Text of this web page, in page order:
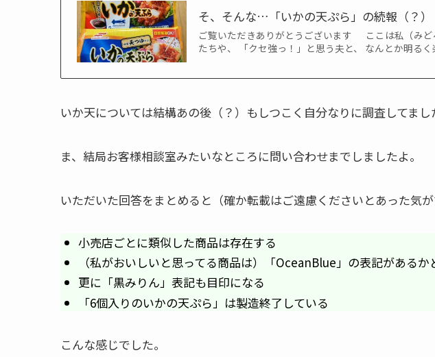
そ、そんな…「いかの天ぷら」の続報（？）
ご覧いただきありがとうございます ここは私（みど
たちや、 「クセ強っ！」と思う夫と、 なんとか明る
いか天については結構あの後（？）もしつこく自分なりに調査してまし
ま、結局お客様相談室みたいなところに問い合わせまでしましたよ。
いただいた回答をまとめると（確か転載はご遠慮くださいとあった気が
小売店ごとに類似した商品は存在する
（私がおいしいと思ってる商品は）「OceanBlue」の表記がある
更に「黒みりん」表記も目印になる
「6個入りのいかの天ぷら」は製造終了している
こんな感じでした。